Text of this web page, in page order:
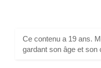
Ce contenu a 19 ans.
gardant son âge et son